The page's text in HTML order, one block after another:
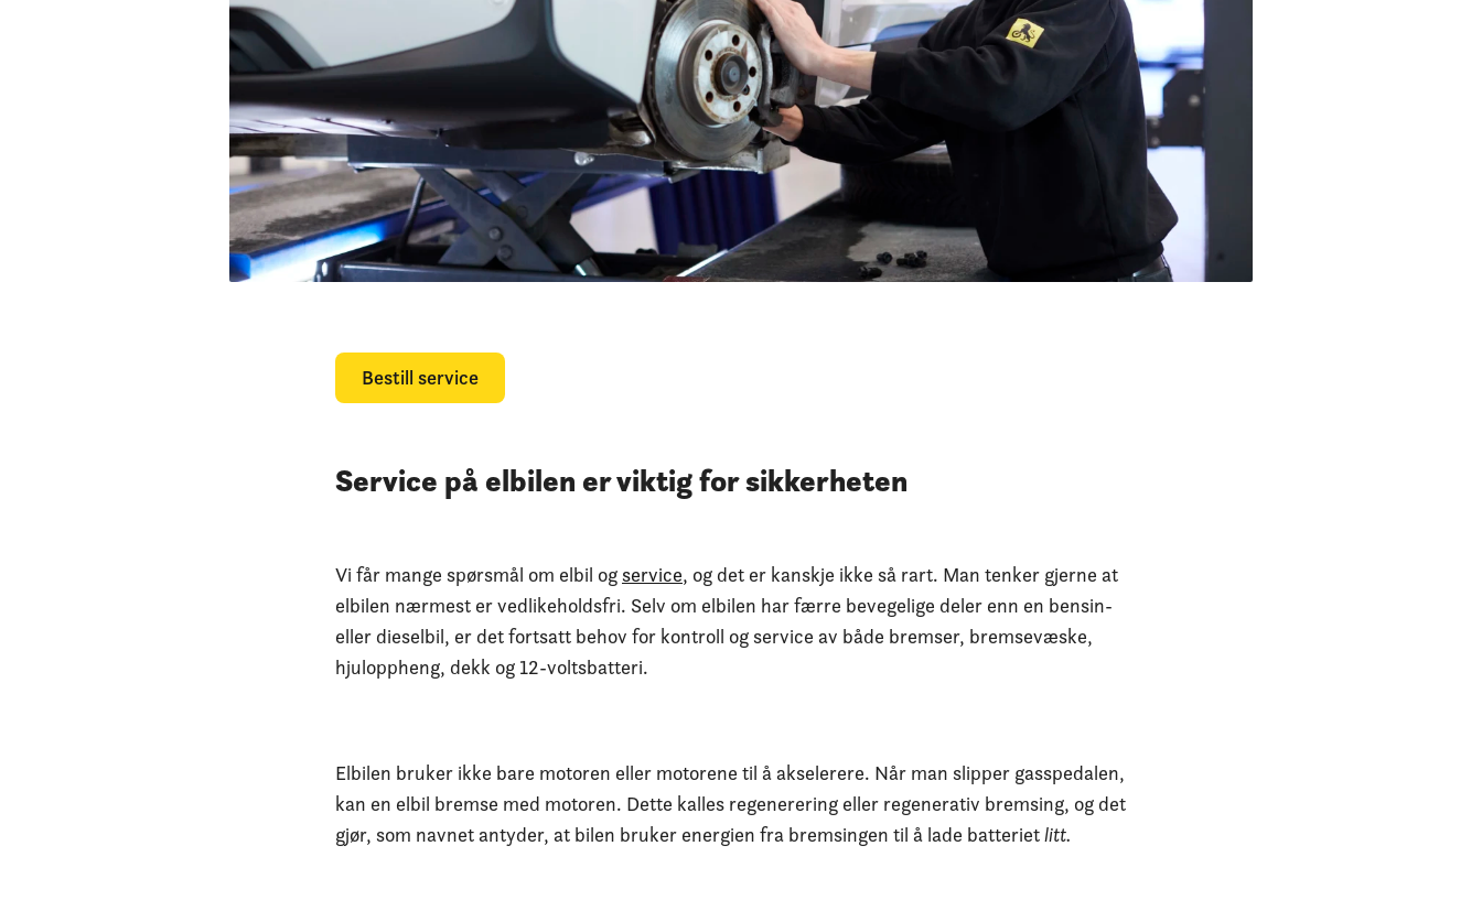
Bestill service
Service på elbilen er viktig for sikkerheten
Vi får mange spørsmål om elbil ogservice, og det er kanskje ikke så rart. Man tenker gjerne at
elbilen nærmest er vedlikeholdsfri. Selv om elbilen har færre bevegelige deler enn en bensin-
eller dieselbil, er det fortsatt behov for kontroll og service av både bremser, bremsevæske,
hjuloppheng, dekk og 12-voltsbatteri.
Elbilen bruker ikke bare motoren eller motorene til å akselerere. Når man slipper gasspedalen,
kan en elbil bremse med motoren. Dette kalles regenerering eller regenerativ bremsing, og det
gjør, som navnet antyder, at bilen bruker energien fra bremsingen til å lade batterietlitt.